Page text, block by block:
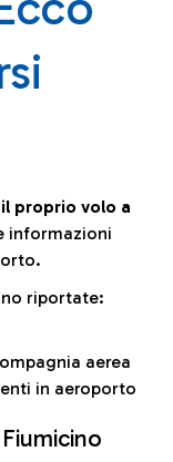
proprio volo a
informazioni
riportate:
aerea
in aeroporto